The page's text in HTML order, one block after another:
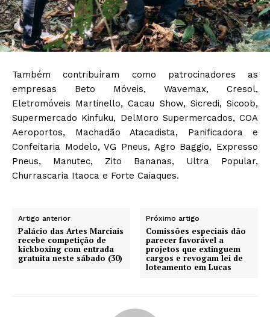
Também contribuíram como patrocinadores as
empresas Beto Móveis, Wavemax, Cresol,
Eletromóveis Martinello, Cacau Show, Sicredi, Sicoob,
Supermercado Kinfuku, DelMoro Supermercados, COA
Aeroportos, Machadão Atacadista, Panificadora e
Confeitaria Modelo, VG Pneus, Agro Baggio, Expresso
Pneus, Manutec, Zito Bananas, Ultra Popular,
Churrascaria Itaoca e Forte Caiaques.
Artigo anterior
Palácio das Artes Marciais
recebe competição de
kickboxing com entrada
gratuita neste sábado (30)
Próximo artigo
Comissões especiais dão
parecer favorável a
projetos que extinguem
cargos e revogam lei de
loteamento em Lucas